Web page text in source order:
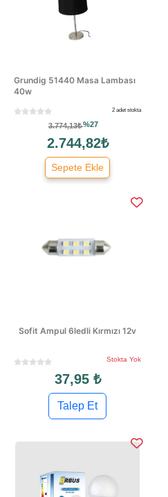
Grundig 51440 Masa Lambası
40w
2 adet stokta
3.774,13₺%27
2.744,82₺
Sepete Ekle
Sofit Ampul 6ledli Kırmızı 12v
Stokta Yok
37,95 ₺
Talep Et